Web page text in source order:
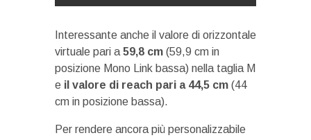
Interessante anche il valore di orizzontale
virtuale pari a 59,8 cm (59,9 cm in
posizione Mono Link bassa) nella taglia M
e il valore di reach pari a 44,5 cm (44
cm in posizione bassa).
Per rendere ancora più personalizzabile